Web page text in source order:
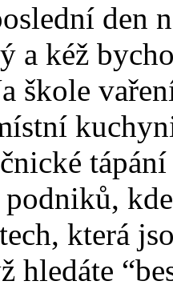
den
a kéž
škole
která
hledáte